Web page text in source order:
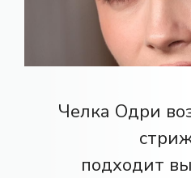
Челка Одри
подходит